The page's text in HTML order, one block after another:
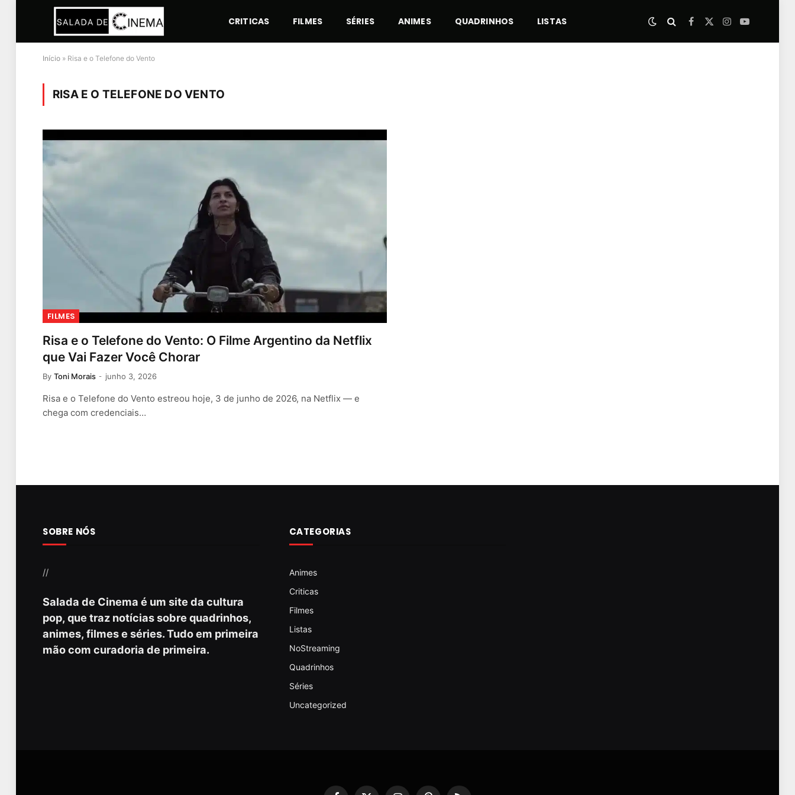
CRITICAS FILMES SÉRIES ANIMES QUADRINHOS LISTAS Facebook
X
Instagram
YouTube
Início » Risa e o Telefone do Vento
RISA E O TELEFONE DO VENTO
FILMES
Risa e o Telefone do Vento: O Filme Argentino da Netflix
que Vai Fazer Você Chorar
By Toni Morais junho 3, 2026
Risa e o Telefone do Vento estreou hoje, 3 de junho de 2026, na Netflix — e
chega com credenciais…
SOBRE NÓS
//
Salada de Cinema é um site da cultura
pop, que traz notícias sobre quadrinhos,
animes, filmes e séries. Tudo em primeira
mão com curadoria de primeira.
CATEGORIAS
Animes
Criticas
Filmes
Listas
NoStreaming
Quadrinhos
Séries
Uncategorized